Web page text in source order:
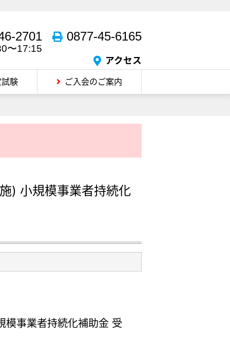
2701
〜17:15
0877-45-6165
アクセス
試験 ご入会のご案内
) 小規模事業者持続化
模事業者持続化補助金 受